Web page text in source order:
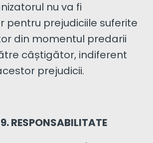
nu va fi
pentru prejudiciile suferite
din momentul predarii
câștigător, indiferent
prejudicii.
RESPONSABILITATE